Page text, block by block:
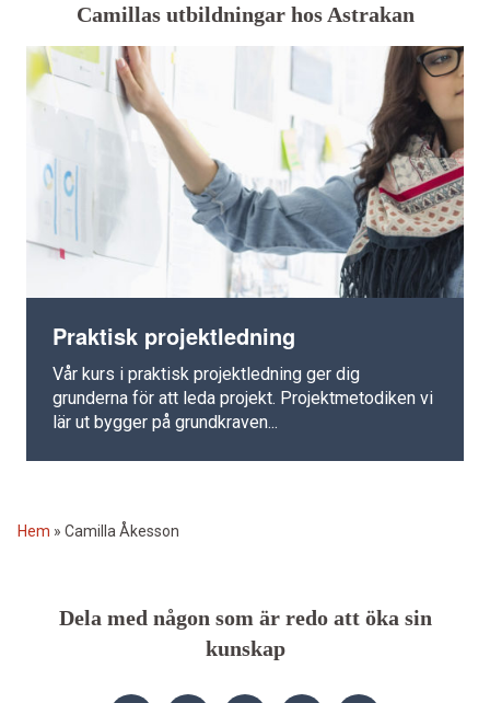
Camillas utbildningar hos Astrakan
Praktisk projektledning
Vår kurs i praktisk projektledning ger dig
grunderna för att leda projekt. Projektmetodiken vi
lär ut bygger på grundkraven...
Hem » Camilla Åkesson
Dela med någon som är redo att öka sin
kunskap